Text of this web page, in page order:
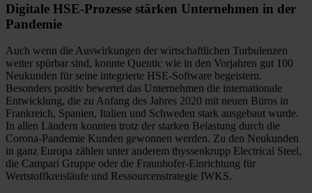
Digitale HSE-Prozesse stärken Unternehmen in der
Pandemie
Auch wenn die Auswirkungen der wirtschaftlichen Turbulenzen
weiter spürbar sind, konnte Quentic wie in den Vorjahren gut 100
Neukunden für seine integrierte HSE-Software begeistern.
Besonders positiv bewertet das Unternehmen die internationale
Entwicklung, die zu Anfang des Jahres 2020 mit neuen Büros in
Frankreich, Spanien, Italien und Schweden stark ausgebaut wurde.
In allen Ländern konnten trotz der starken Belastung durch die
Corona-Pandemie Kunden gewonnen werden. Zu den Neukunden
in ganz Europa zählen unter anderem thyssenkrupp Electrical Steel,
die Campari Gruppe oder die Fraunhofer-Einrichtung für
Wertstoffkreisläufe und Ressourcenstrategie IWKS.